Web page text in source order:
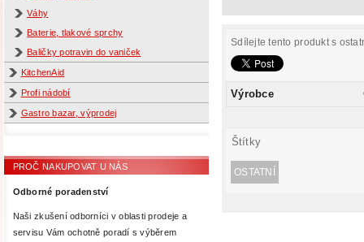
Váhy
Baterie, tlakové sprchy
Baličky potravin do vaniček
KitchenAid
Profi nádobí
Gastro bazar, výprodej
PROČ NAKUPOVAT U NÁS
Odborné poradenství
Naši zkušení odborníci v oblasti prodeje a
servisu Vám ochotně poradí s výběrem
Sdílejte tento produkt s
Výrobce
Štítky
OSTATNÍ